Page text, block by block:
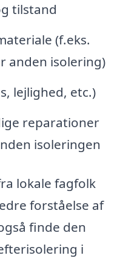
tilstand
(f.eks.
anden isolering)
lejlighed, etc.)
reparationer
isoleringen
lokale fagfolk
forståelse af
finde den
i